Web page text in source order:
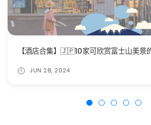
【酒店合集】🇯🇵10家可欣赏富士山美景
JUN 28, 2024